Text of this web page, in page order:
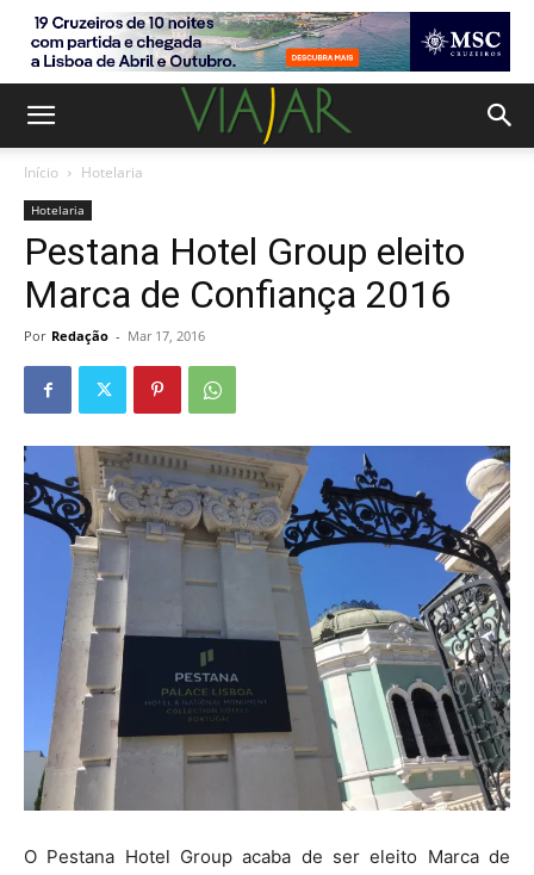
Início Hotelaria
Hotelaria
Pestana Hotel Group eleito
Marca de Confiança 2016
Por Redação - Mar 17, 2016
O Pestana Hotel Group acaba de ser eleito Marca de